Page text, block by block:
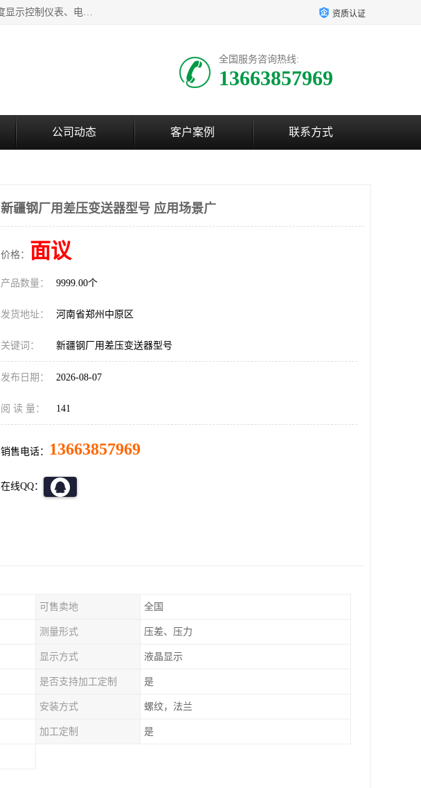
河南新瑞普测控技术有限公司主营：压力变送器、液位变送器、差压变送器、雷达料位计、电容物位计、温度显示控制仪表、电量变送器、流量计、工业自动化系统成套设备。 资质认证
全国服务咨询热线:
13663857969
公司动态 客户案例 联系方式
新疆钢厂用差压变送器型号 应用场景广
价格： 面议
产品数量： 9999.00个
发货地址： 河南省郑州中原区
关键词： 新疆钢厂用差压变送器型号
发布日期： 2026-08-07
阅 读 量： 141
销售电话： 13663857969
在线QQ：
可售卖地 全国
测量形式 压差、压力
显示方式 液晶显示
是否支持加工定制 是
安装方式 螺纹，法兰
加工定制 是